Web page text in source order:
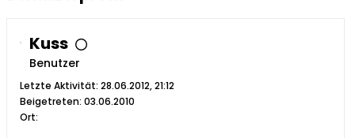
Kuss
Benutzer
Letzte Aktivität: 28.06.2012, 21:12
Beigetreten: 03.06.2010
Ort: